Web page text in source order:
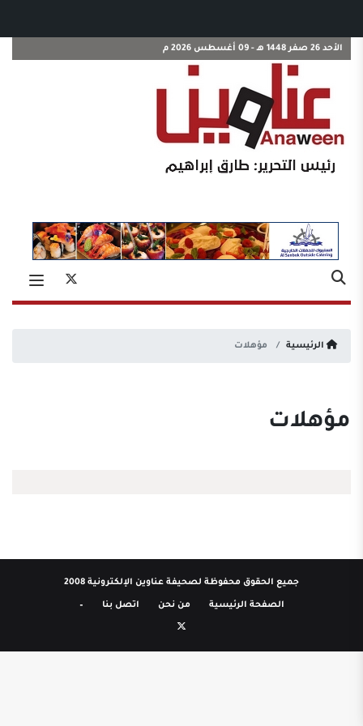
الأحد 26 صفر 1448 هـ - 09 أغسطس 2026 م
الرئيسية مؤهلات
مؤهلات
جميع الحقوق محفوظة لصحيفة عناوين الإلكترونية 2008
الصفحة الرئيسية من نحن اتصل بنا –